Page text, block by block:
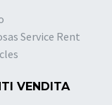
Service Rent
VENDITA